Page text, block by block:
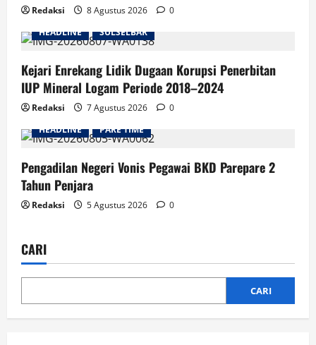
Redaksi 8 Agustus 2026
0
HEADLINE
SULSELBAR
Kejari Enrekang Lidik Dugaan Korupsi Penerbitan
IUP Mineral Logam Periode 2018–2024
Redaksi 7 Agustus 2026
0
HEADLINE
PARE TIME
Pengadilan Negeri Vonis Pegawai BKD Parepare 2
Tahun Penjara
Redaksi 5 Agustus 2026 0
CARI
CARI